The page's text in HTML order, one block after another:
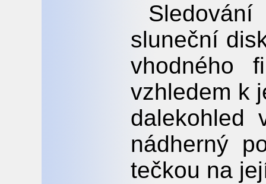
sluneční
vhodného
vzhledem k
dalekohled
nádherný
tečkou na